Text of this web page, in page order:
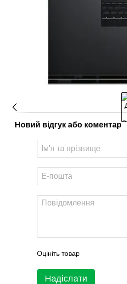
Новий відгук або коментар
Оцініть товар
Надіслати